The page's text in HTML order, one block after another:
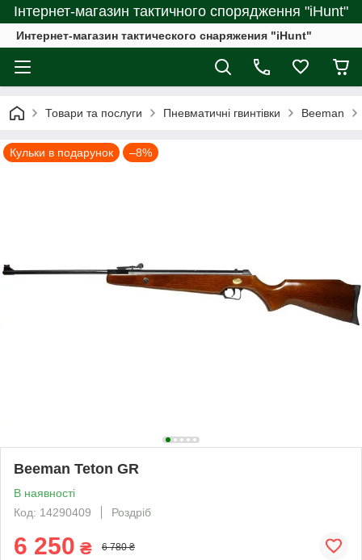
Інтернет-магазин тактичного спорядження "iHunt"
Интернет-магазин тактического снаряжения "iHunt"
Товари та послуги Пневматичні гвинтівки Beeman
Кульки в подарунок –8%
Beeman Teton GR
В наявності
Код: 14290409
Роздріб
6 250 ₴ 6 780 ₴